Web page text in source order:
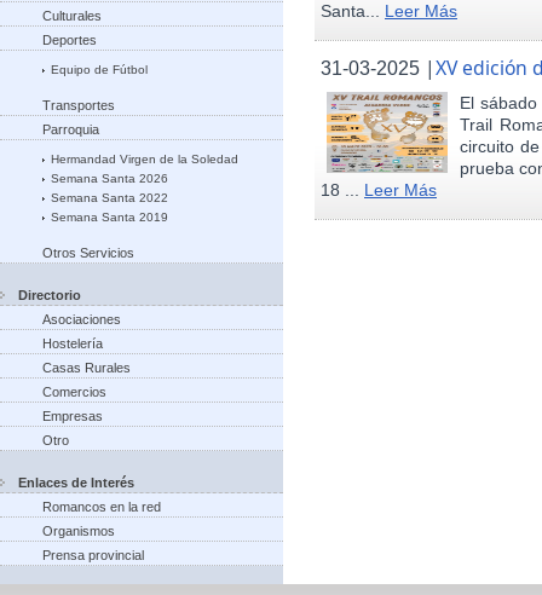
Culturales
Deportes
Equipo de Fútbol
Transportes
Parroquia
Hermandad Virgen de la Soledad
Semana Santa 2026
Semana Santa 2022
Semana Santa 2019
Otros Servicios
Directorio
Asociaciones
Hostelería
Casas Rurales
Comercios
Empresas
Otro
Enlaces de Interés
Romancos en la red
Organismos
Prensa provincial
Santa... Leer Más
31-03-2025 |XV edición
El
Trail
circuito
prueba
18 ... Leer Más